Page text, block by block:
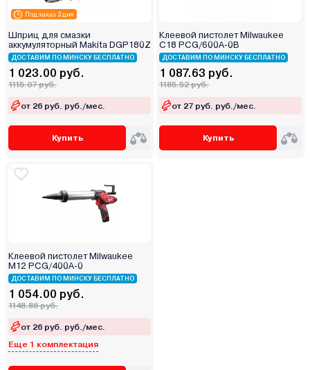
Под заказ 3 дня
Шприц для смазки
аккумуляторный Makita DGP180Z
ДОСТАВИМ ПО МИНСКУ БЕСПЛАТНО
1 023.00 руб.
1115.07 руб.
от 26 руб. руб./мес.
Купить
Клеевой пистолет Milwaukee
C18 PCG/600A-0B
ДОСТАВИМ ПО МИНСКУ БЕСПЛАТНО
1 087.63 руб.
1185.52 руб.
от 27 руб. руб./мес.
Купить
Клеевой пистолет Milwaukee
M12 PCG/400A-0
ДОСТАВИМ ПО МИНСКУ БЕСПЛАТНО
1 054.00 руб.
1148.86 руб.
от 26 руб. руб./мес.
Еще 1 комплектация